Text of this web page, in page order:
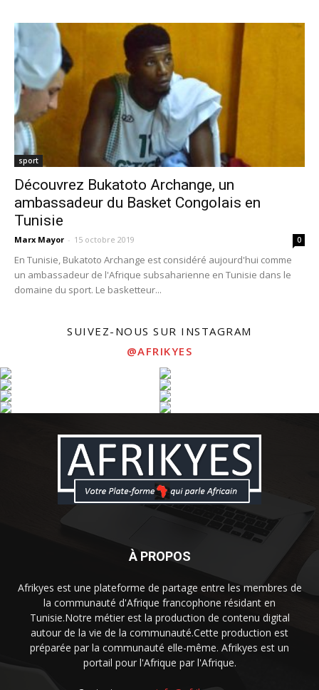
sport
Découvrez Bukatoto Archange, un
ambassadeur du Basket Congolais en
Tunisie
Marx Mayor - 15 octobre 2019 0
En Tunisie, Bukatoto Archange est considéré aujourd'hui comme
un ambassadeur de l'Afrique subsaharienne en Tunisie dans le
domaine du sport. Le basketteur...
SUIVEZ-NOUS SUR INSTAGRAM
@AFRIKYES
À PROPOS
Afrikyes est une plateforme de partage entre les membres de
la communauté d'Afrique francophone résidant en
Tunisie.Notre métier est la production de contenu digital
autour de la vie de la communauté.Cette production est
préparée par la communauté elle-même. Afrikyes est un
portail pour l'Afrique par l'Afrique.